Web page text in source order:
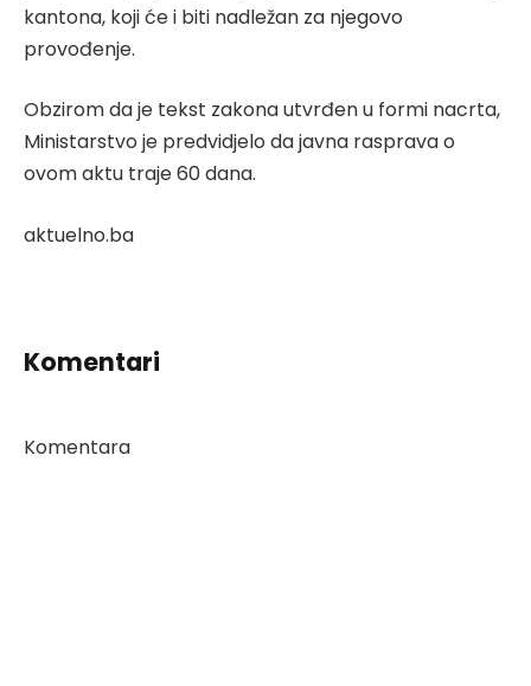
kantona, koji će i biti nadležan za njegovo
provođenje.
Obzirom da je tekst zakona utvrđen u formi nacrta,
Ministarstvo je predvidjelo da javna rasprava o
ovom aktu traje 60 dana.
aktuelno.ba
Komentari
Komentara